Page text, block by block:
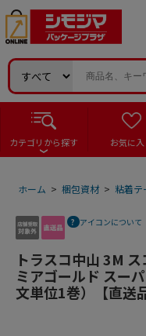
カテゴリから探す お気に入
ホーム > 梱包資材 > 粘着テ
アイコンについて
トラスコ中山 3M
ミアゴールド スー
文単位1巻）【直送品